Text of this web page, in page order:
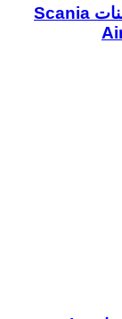
جهاز التدفئة Încălzitor de aer لـ الشاحنات Scania